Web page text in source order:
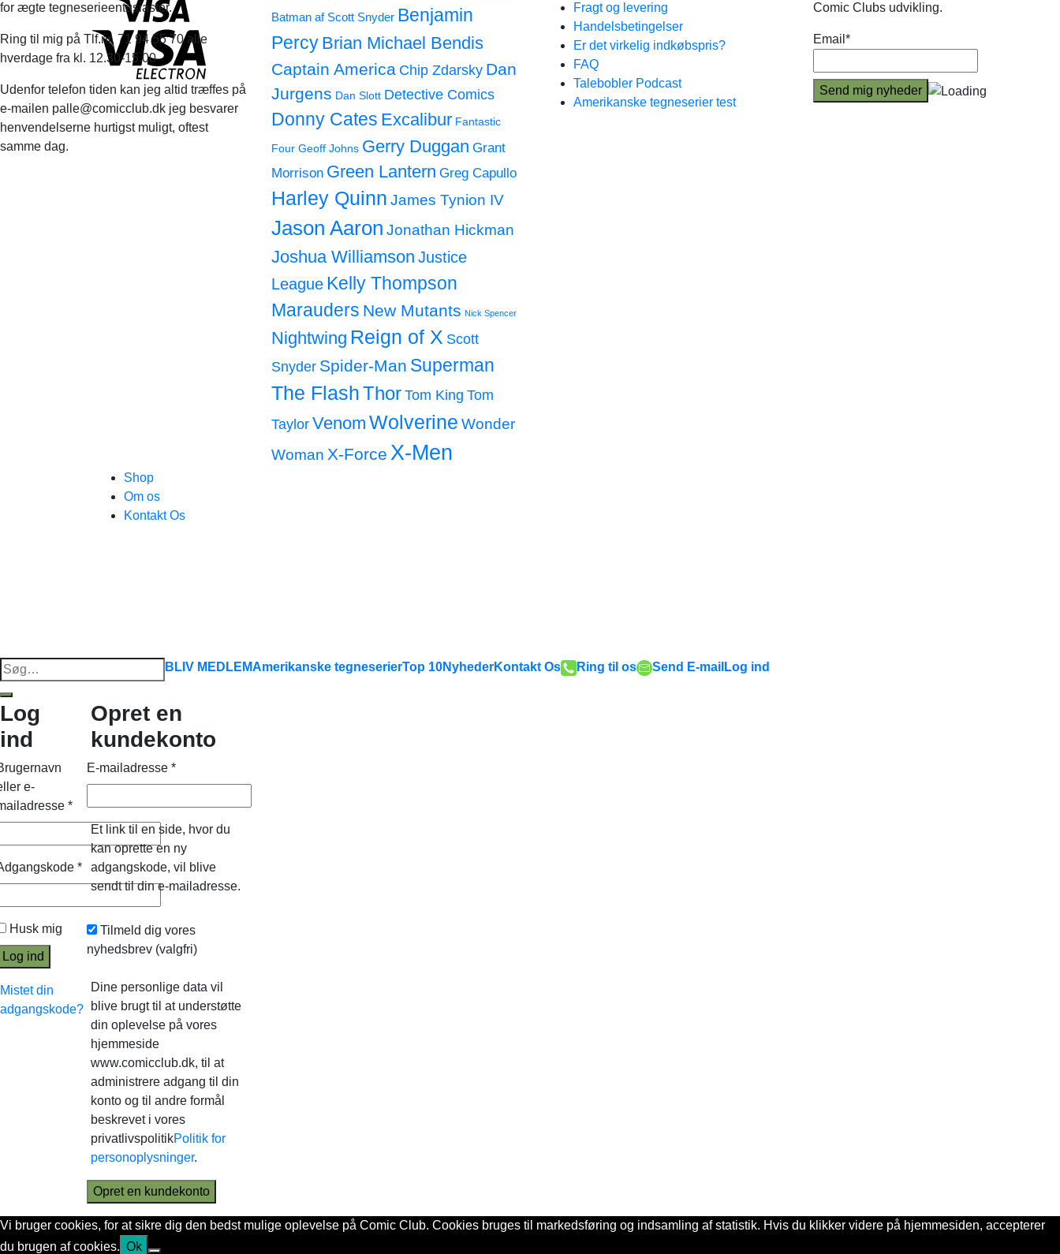
for ægte tegneserieentusiaster.
Ring til mig på Tlf.nr. 71 94 55 70 alle
hverdage fra kl. 12.30-15.00
Udenfor telefon tiden kan jeg altid træffes på
e-mailen palle@comicclub.dk jeg besvarer
henvendelserne hurtigst muligt, oftest
samme dag.
Batman af Scott Snyder Benjamin
Percy Brian Michael Bendis
Captain America Chip Zdarsky Dan
Jurgens Dan Slott Detective Comics
Donny Cates Excalibur Fantastic
Four Geoff Johns Gerry Duggan Grant
Morrison Green Lantern Greg Capullo
Harley Quinn James Tynion IV
Jason Aaron Jonathan Hickman
Joshua Williamson Justice
League Kelly Thompson
Marauders New Mutants Nick Spencer
Nightwing Reign of X Scott
Snyder Spider-Man Superman
The FlashThor Tom King Tom
Taylor Venom Wolverine Wonder
Woman X-Force X-Men
Fragt og levering
Handelsbetingelser
Er det virkelig indkøbspris?
FAQ
Talebobler Podcast
Amerikanske tegneserier test
Comic Clubs udvikling.
Email*
Shop
Om os
Kontakt Os
Søg
efter:
BLIV MEDLEMAmerikanske tegneserierTop 10NyhederKontakt Os Ring til os Send E-mail Log ind
Log
ind
e-
*
*
Husk mig
Log ind
Mistet din
adgangskode?
Opret en
kundekonto
E-mailadresse *
Et link til en side, hvor du
kan oprette en ny
adgangskode, vil blive
sendt til din e-mailadresse.
Tilmeld dig vores
nyhedsbrev (valgfri)
Dine personlige data vil
blive brugt til at understøtte
din oplevelse på vores
hjemmeside
www.comicclub.dk, til at
administrere adgang til din
konto og til andre formål
beskrevet i vores
privatlivspolitikPolitik for
personoplysninger.
Opret en kundekonto
Vi bruger cookies, for at sikre dig den bedst mulige oplevelse på Comic Club. Cookies bruges til markedsføring og indsamling af statistik. Hvis du klikker videre på hjemmesiden, accepterer
du brugen af cookies. Ok